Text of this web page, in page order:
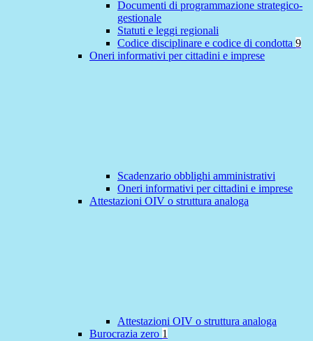
Documenti di programmazione strategico-
gestionale
Statuti e leggi regionali
Codice disciplinare e codice di condotta 9
Oneri informativi per cittadini e imprese
Scadenzario obblighi amministrativi
Oneri informativi per cittadini e imprese
Attestazioni OIV o struttura analoga
Attestazioni OIV o struttura analoga
Burocrazia zero 1